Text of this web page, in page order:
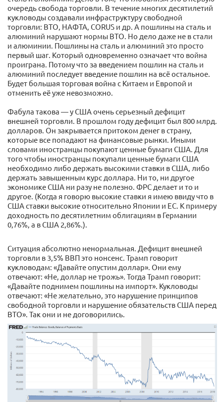
очередь свобода торговли. В течение многих десятилетий
кукловоды создавали инфраструктуру свободной
торговли: ВТО, НАФТА, CORUS и др. А пошлины на сталь и
алюминий нарушают нормы ВТО. Но дело даже не в стали
и алюминии. Пошлины на сталь и алюминий это просто
первый шаг. Который одновременно означает что война
проиграна. Потому что за введением пошлин на сталь и
алюминий последует введение пошлин на всё остальное.
Будет большая торговая война с Китаем и Европой и
отменить её уже невозможно.
Фабула такова — у США очень серьезный дефицит
внешней торговли. В прошлом году дефицит был 800 млрд.
долларов. Он закрывается притоком денег в страну,
которые все попадают на финансовые рынки. Иными
словами иностранцы покупают ценные бумаги США. Для
того чтобы иностранцы покупали ценные бумаги США
необходимо либо держать высокими ставки в США, либо
держать завышенным курс доллара. Ни то, ни другое
экономике США ни разу не полезно. ФРС делает и то и
другое. (Когда я говорю высокие ставки я имею ввиду что в
США ставки высокие относительно Японии и ЕС. К примеру
доходность по десятилетним облигациям в Германии
0,76%, а в США 2,86%.).
Ситуация абсолютно ненормальная. Дефицит внешней
торговли в 3,5% ВВП это нонсенс. Трамп говорит
кукловодам: «Давайте опустим доллар». Они ему
отвечают: «Не, доллар не трожь». Тогда Трамп говорит:
«Давайте поднимем пошлины на импорт». Кукловоды
отвечают: «Не желательно, это нарушение принципов
свободной торговли и нарушение обязательств США перед
ВТО». Так они и не договорились.